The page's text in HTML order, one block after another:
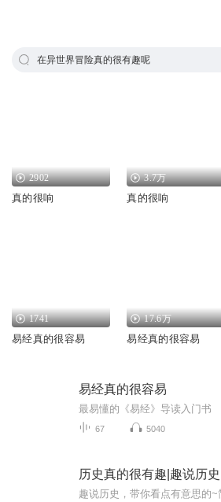
在异世界冒险真的很有趣呢
2902
真的很响
3.7万
真的很响
1741
易经真的很容易
17.6万
易经真的很容易
易经真的很容易
最易懂的《易经》导读入门书
67 5040
历史真的很有趣|趣说历史